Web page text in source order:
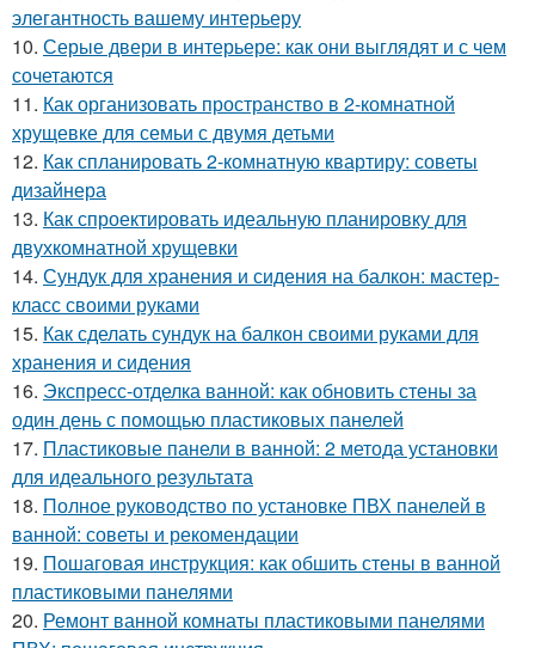
элегантность вашему интерьеру
10. Серые двери в интерьере: как они выглядят и с чем
сочетаются
11. Как организовать пространство в 2-комнатной
хрущевке для семьи с двумя детьми
12. Как спланировать 2-комнатную квартиру: советы
дизайнера
13. Как спроектировать идеальную планировку для
двухкомнатной хрущевки
14. Сундук для хранения и сидения на балкон: мастер-
класс своими руками
15. Как сделать сундук на балкон своими руками для
хранения и сидения
16. Экспресс-отделка ванной: как обновить стены за
один день с помощью пластиковых панелей
17. Пластиковые панели в ванной: 2 метода установки
для идеального результата
18. Полное руководство по установке ПВХ панелей в
ванной: советы и рекомендации
19. Пошаговая инструкция: как обшить стены в ванной
пластиковыми панелями
20. Ремонт ванной комнаты пластиковыми панелями